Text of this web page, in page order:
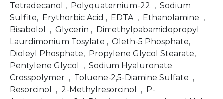
Tetradecanol , Polyquaternium-22 , Sodium
Sulfite, Erythorbic Acid , EDTA , Ethanolamine ,
Bisabolol , Glycerin , Dimethylpabamidopropyl
Laurdimonium Tosylate , Oleth-5 Phosphate,
Dioleyl Phosphate, Propylene Glycol Stearate,
Pentylene Glycol , Sodium Hyaluronate
Crosspolymer , Toluene-2,5-Diamine Sulfate ,
Resorcinol , 2-Methylresorcinol , P-